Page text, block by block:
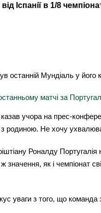
Іспанії в 1/8
Мундіаль у
матчі за
учора на прес-
родиною. Не хочу
Роналду
як і чемпіонат
уваги з того, що